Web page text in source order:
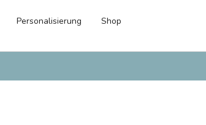
Personalisierung Shop